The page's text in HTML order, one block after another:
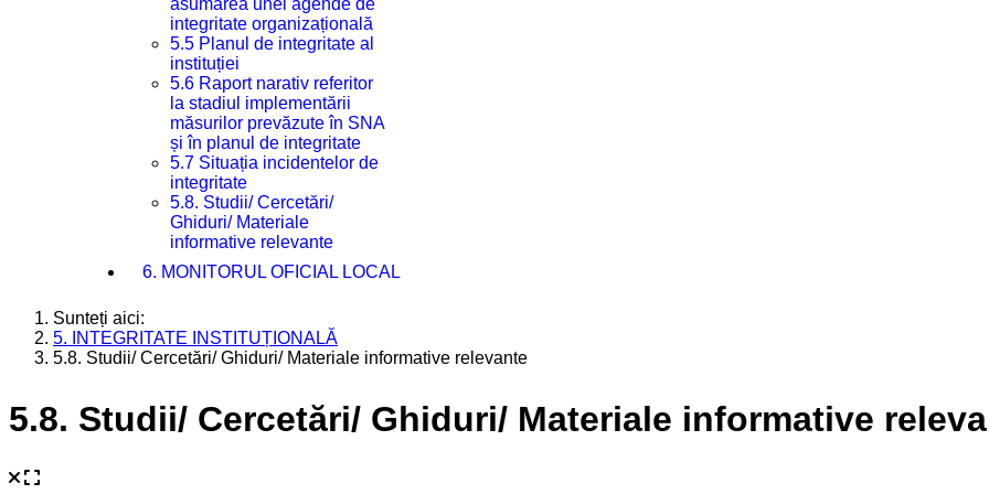
asumarea unei agende de
integritate organizațională
5.5 Planul de integritate al
instituției
5.6 Raport narativ referitor
la stadiul implementării
măsurilor prevăzute în SNA
și în planul de integritate
5.7 Situația incidentelor de
integritate
5.8. Studii/ Cercetări/
Ghiduri/ Materiale
informative relevante
6. MONITORUL OFICIAL LOCAL
Sunteți aici:
5. INTEGRITATE INSTITUȚIONALĂ
5.8. Studii/ Cercetări/ Ghiduri/ Materiale informative relevante
5.8. Studii/ Cercetări/ Ghiduri/ Materiale informative